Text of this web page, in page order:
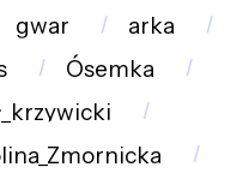
gwar
arka
Ósemka